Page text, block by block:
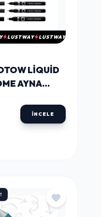
LUSTWAY LUSTWAY
LIQUID
AYNA
KALEM
3'LÜ 1-2-4 MM.
İNCELE